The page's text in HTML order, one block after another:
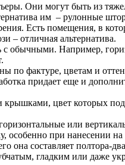
Они могут быть из
им – рулонные
Есть помещения, в
– отличная альтернатива.
обычными. Например,
по фактуре, цветам и
придает еще и
цвет которых
или
особенно при нанесении
составляет полтора-
гладким или даже